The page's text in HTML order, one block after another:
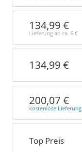
134,99 €
Lieferung ab ca. 6 €
134,99 €
200,07 €
kostenlose Lieferung
Top Preis